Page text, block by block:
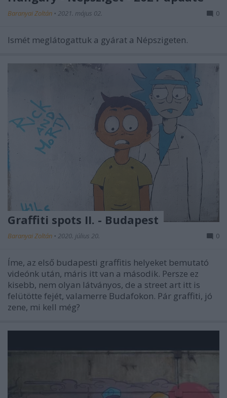
Baranyai Zoltán • 2021. május 02. 0
Ismét meglátogattuk a gyárat a Népszigeten.
Graffiti spots II. - Budapest
Baranyai Zoltán • 2020. július 20. 0
Íme, az első budapesti graffitis helyeket bemutató
videónk után, máris itt van a második. Persze ez
kisebb, nem olyan látványos, de a street art itt is
felütötte fejét, valamerre Budafokon. Pár graffiti, jó
zene, mi kell még?